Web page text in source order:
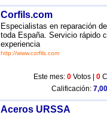
Corfils.com
Especialistas en reparación
toda España. Servicio rápido
experiencia
http://www.corfils.com
Este mes: 0 Votos | 0
Calificación:
Aceros URSSA